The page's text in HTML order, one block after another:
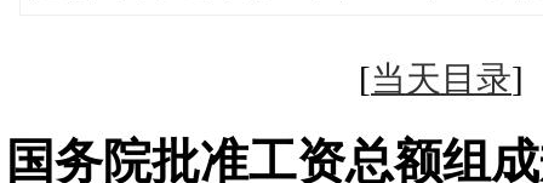
[当天目录
国务院批准工资总额组